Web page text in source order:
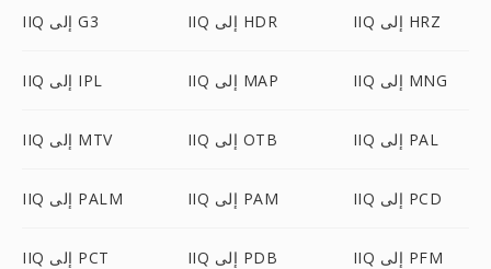
IIQ إلى G3 IIQ إلى HDR IIQ إلى HRZ
IIQ إلى IPL IIQ إلى MAP IIQ إلى MNG
IIQ إلى MTV IIQ إلى OTB IIQ إلى PAL
IIQ إلى PALM IIQ إلى PAM IIQ إلى PCD
IIQ إلى PCT IIQ إلى PDB IIQ إلى PFM